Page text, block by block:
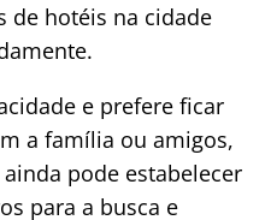
de hotéis na cidade
e prefere ficar
a família ou amigos,
pode estabelecer
para a busca e